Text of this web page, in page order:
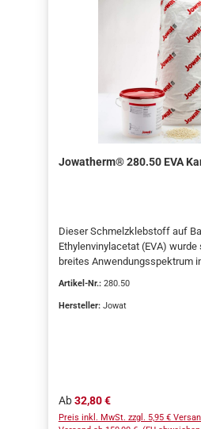
Jowatherm® 280.50 EVA
Dieser Schmelzklebstoff auf
Ethylenvinylacetat (EVA)
breites Anwendungsspektrum
Kantenanleimmaschinen – ob
Anwendungsbereiche Verwenden Sie diesen
Klebstoff für die Verklebung
Artikel-Nr.: 280.50
Hersteller: Jowat
Regulärer Preis:
Ab32,80 €
Preis inkl. MwSt. zzgl. 5,95 €